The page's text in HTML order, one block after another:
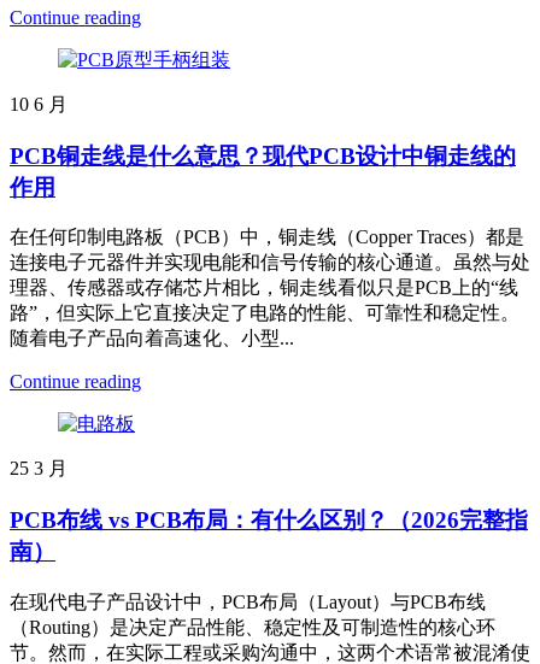
Continue reading
10 6 月
PCB铜走线是什么意思？现代PCB设计中铜走线的
作用
在任何印制电路板（PCB）中，铜走线（Copper Traces）都是
连接电子元器件并实现电能和信号传输的核心通道。虽然与处
理器、传感器或存储芯片相比，铜走线看似只是PCB上的“线
路”，但实际上它直接决定了电路的性能、可靠性和稳定性。
随着电子产品向着高速化、小型...
Continue reading
25 3 月
PCB布线 vs PCB布局：有什么区别？（2026完整指
南）
在现代电子产品设计中，PCB布局（Layout）与PCB布线
（Routing）是决定产品性能、稳定性及可制造性的核心环
节。然而，在实际工程或采购沟通中，这两个术语常被混淆使